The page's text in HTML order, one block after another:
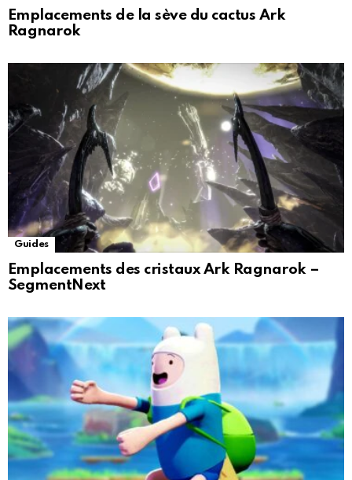
Emplacements de la sève du cactus Ark
Ragnarok
Guides
Emplacements des cristaux Ark Ragnarok –
SegmentNext